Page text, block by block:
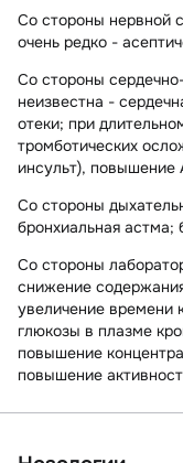
Со стороны нервной
очень редко -
Со стороны
неизвестна -
отеки; при
тромботических
инсульт), повышение
Со стороны
бронхиальная
Со стороны
снижение
увеличение времени
глюкозы в плазме
повышение
повышение